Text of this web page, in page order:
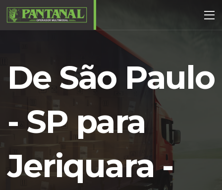
De São Paulo
- SP para
Jeriquara -